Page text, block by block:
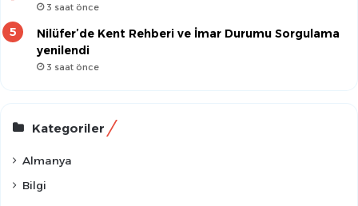
3 saat önce
Nilüfer’de Kent Rehberi ve İmar Durumu Sorgulama
yenilendi
3 saat önce
Kategoriler
Almanya
Bilgi